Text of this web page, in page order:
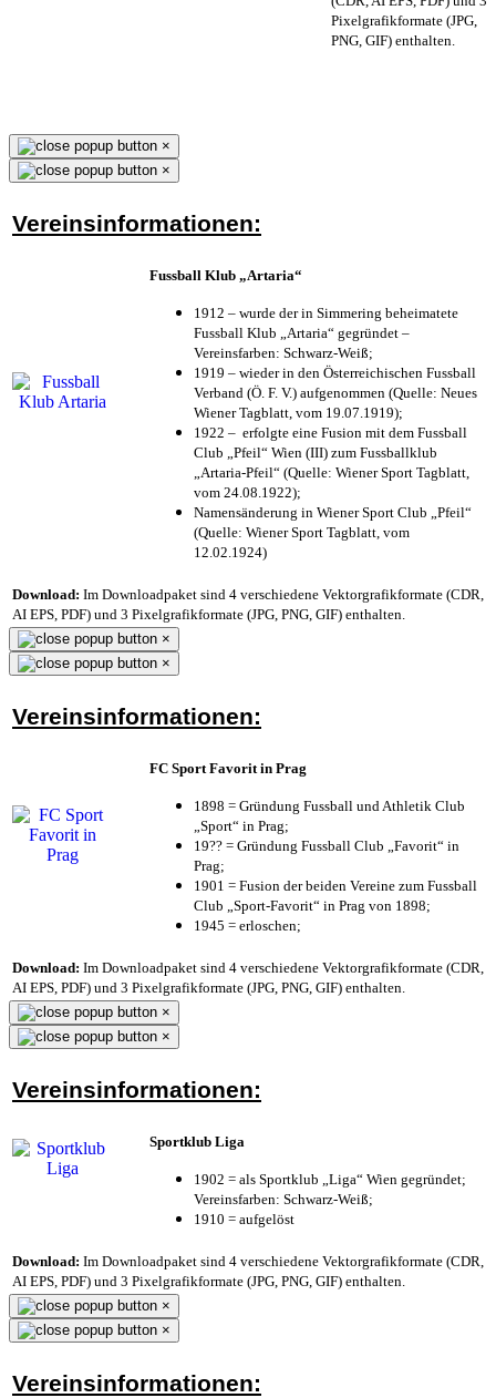
Pixelgrafikformate (JPG,
PNG, GIF) enthalten.
×
×
Vereinsinformationen:
Fussball Klub „Artaria“
1912 – wurde der in Simmering beheimatete
Fussball Klub „Artaria“ gegründet –
Vereinsfarben: Schwarz-Weiß;
1919 – wieder in den Österreichischen Fussball
Verband (Ö. F. V.) aufgenommen (Quelle: Neues
Wiener Tagblatt, vom 19.07.1919);
1922 – erfolgte eine Fusion mit dem Fussball
Club „Pfeil“ Wien (III) zum Fussballklub
„Artaria-Pfeil“ (Quelle: Wiener Sport Tagblatt,
vom 24.08.1922);
Namensänderung in Wiener Sport Club „Pfeil“
(Quelle: Wiener Sport Tagblatt, vom
12.02.1924)
Download: Im Downloadpaket sind 4 verschiedene Vektorgrafikformate (CDR,
AI EPS, PDF) und 3 Pixelgrafikformate (JPG, PNG, GIF) enthalten.
×
×
Vereinsinformationen:
FC Sport Favorit in Prag
1898 = Gründung Fussball und Athletik Club
„Sport“ in Prag;
19?? = Gründung Fussball Club „Favorit“ in
Prag;
1901 = Fusion der beiden Vereine zum Fussball
Club „Sport-Favorit“ in Prag von 1898;
1945 = erloschen;
Download: Im Downloadpaket sind 4 verschiedene Vektorgrafikformate (CDR,
AI EPS, PDF) und 3 Pixelgrafikformate (JPG, PNG, GIF) enthalten.
×
×
Vereinsinformationen:
Sportklub Liga
1902 = als Sportklub „Liga“ Wien gegründet;
Vereinsfarben: Schwarz-Weiß;
1910 = aufgelöst
Download: Im Downloadpaket sind 4 verschiedene Vektorgrafikformate (CDR,
AI EPS, PDF) und 3 Pixelgrafikformate (JPG, PNG, GIF) enthalten.
×
×
Vereinsinformationen: